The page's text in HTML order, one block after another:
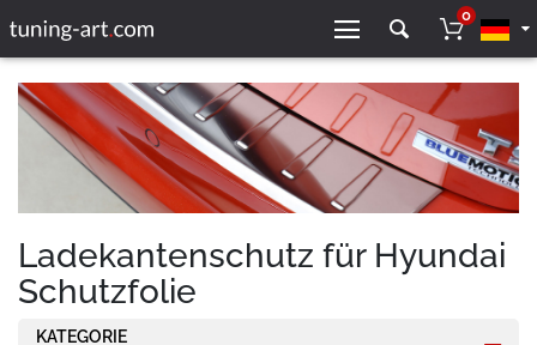
0
Ladekantenschutz für Hyundai
Schutzfolie
KATEGORIE